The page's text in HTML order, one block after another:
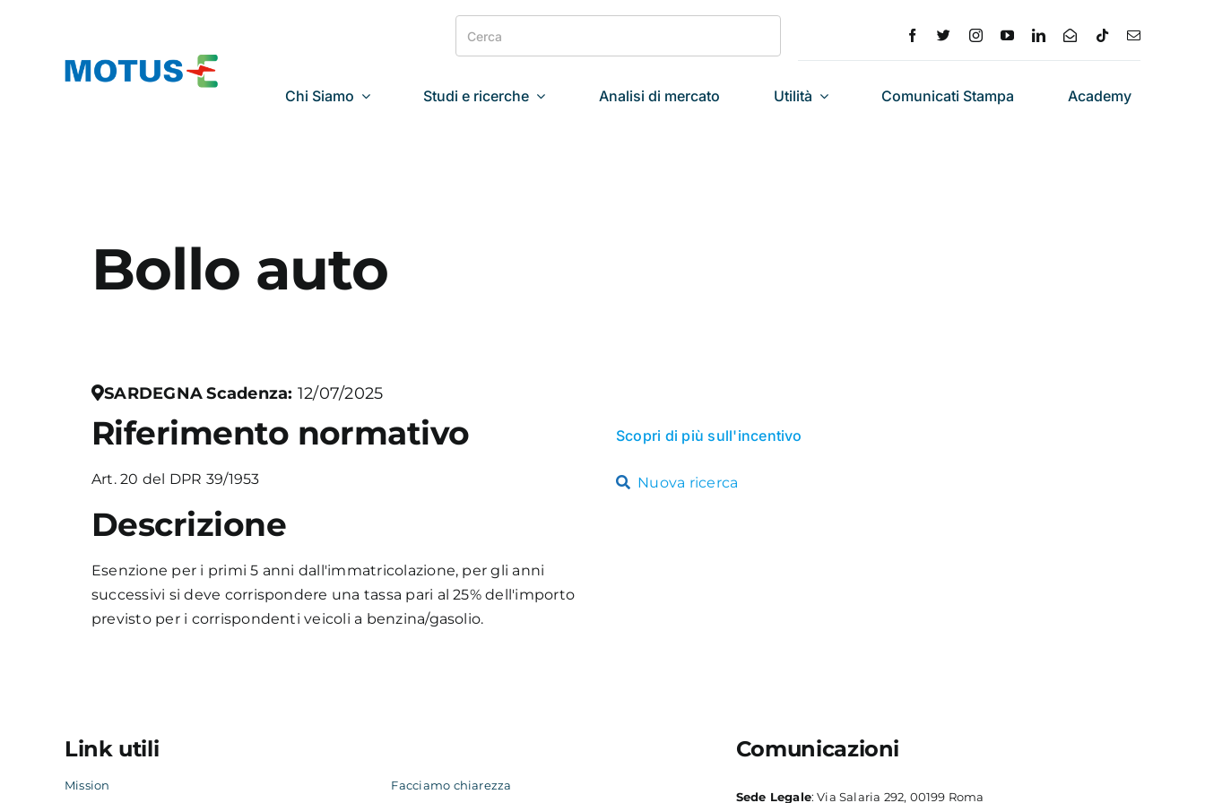
contenuto
Search
for:
Chi Siamo Studi e ricerche Analisi di mercato Utilità Comunicati Stampa Academy
Bollo auto
SARDEGNA Scadenza: 12/07/2025
Riferimento normativo
Art. 20 del DPR 39/1953
Descrizione
Esenzione per i primi 5 anni dall'immatricolazione, per gli anni
successivi si deve corrispondere una tassa pari al 25% dell'importo
previsto per i corrispondenti veicoli a benzina/gasolio.
Scopri di più sull'incentivo
Nuova ricerca
Link utili
Mission Facciamo chiarezza
Comunicazioni
Sede Legale: Via Salaria 292, 00199 Roma